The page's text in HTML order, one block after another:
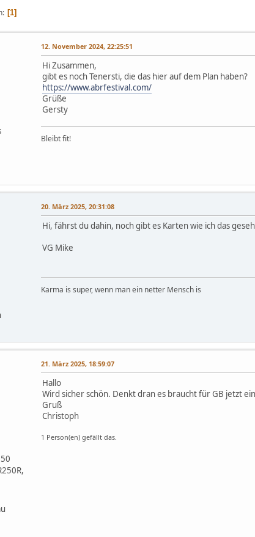
1
12. November 2024, 22:25:51
Hi Zusammen,
gibt es noch Tenersti, die das hier auf dem Plan haben?
https://www.abrfestival.com/
Grüße
Gersty
Bleibt fit!
20. März 2025, 20:31:08
Hi, fährst du dahin, noch gibt es Karten wie ich das
VG Mike
Karma is super, wenn man ein netter Mensch is
21. März 2025, 18:59:07
Hallo
Wird sicher schön. Denkt dran es braucht für GB jetzt
Gruß
Christoph
1 Person(en) gefällt das.